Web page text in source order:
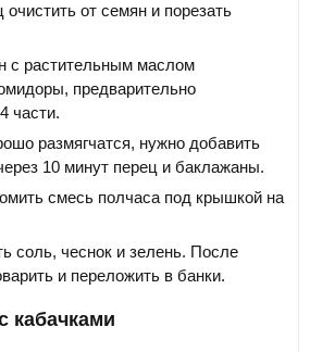
от семян и порезать
с растительным маслом
предварительно
части.
размягчатся, нужно добавить
10 минут перец и баклажаны.
смесь полчаса под крышкой на
соль, чеснок и зелень. После
и переложить в банки.
кабачками